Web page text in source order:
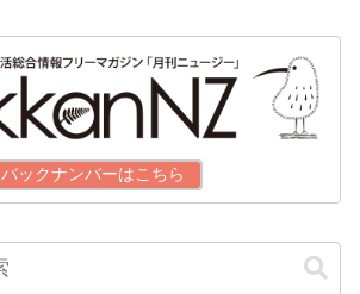
バックナンバーはこちら